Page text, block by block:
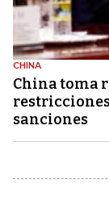
CHINA
China toma
sanciones